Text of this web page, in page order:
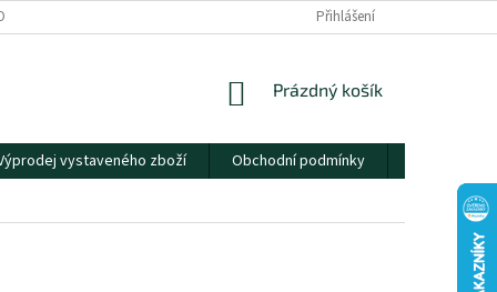
ÚDAJŮ Přihlášení
NÁKUPNÍ
Prázdný košík
vystaveného zboží Obchodní podmínky